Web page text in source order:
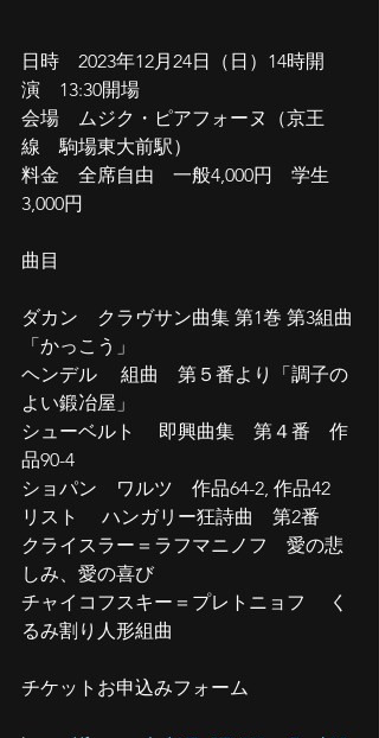
日時　2023年12月24日（日）14時開
演　13:30開場
会場　ムジク・ピアフォーヌ（京王
線　駒場東大前駅）
料金　全席自由　一般4,000円　学生
3,000円
曲目
ダカン　クラヴサン曲集 第1巻 第3組曲
「かっこう」
ヘンデル　 組曲　第５番より「調子の
よい鍛冶屋」
シューベルト　 即興曲集　第４番　作
品90-4
ショパン　ワルツ　作品64-2, 作品42
リスト　 ハンガリー狂詩曲　第2番
クライスラー＝ラフマニノフ　愛の悲
しみ、愛の喜び
チャイコフスキー＝プレトニョフ　 く
るみ割り人形組曲
チケットお申込みフォーム